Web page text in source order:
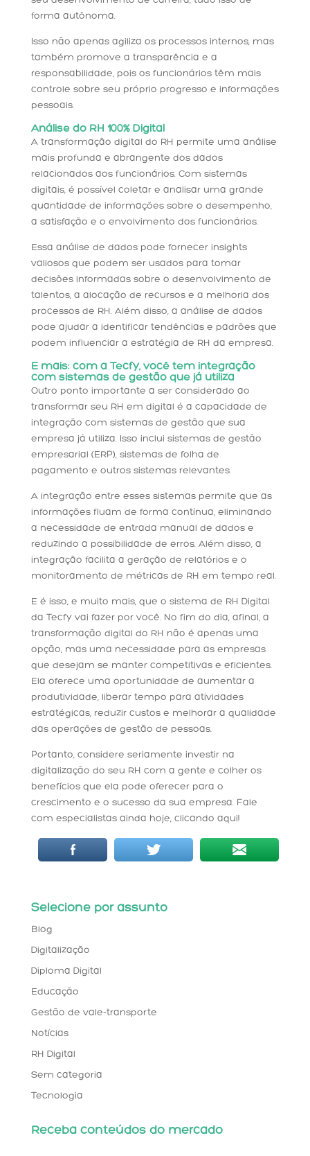
forma autônoma.
Isso não apenas agiliza os processos internos, mas
também promove a transparência e a
responsabilidade, pois os funcionários têm mais
controle sobre seu próprio progresso e informações
pessoais.
Análise do RH 100% Digital
A transformação digital do RH permite uma análise
mais profunda e abrangente dos dados
relacionados aos funcionários. Com sistemas
digitais, é possível coletar e analisar uma grande
quantidade de informações sobre o desempenho,
a satisfação e o envolvimento dos funcionários.
Essa análise de dados pode fornecer insights
valiosos que podem ser usados para tomar
decisões informadas sobre o desenvolvimento de
talentos, a alocação de recursos e a melhoria dos
processos de RH. Além disso, a análise de dados
pode ajudar a identificar tendências e padrões que
podem influenciar a estratégia de RH da empresa.
E mais: com a Tecfy, você tem integração
com sistemas de gestão que já utiliza
Outro ponto importante a ser considerado ao
transformar seu RH em digital é a capacidade de
integração com sistemas de gestão que sua
empresa já utiliza. Isso inclui sistemas de gestão
empresarial (ERP), sistemas de folha de
pagamento e outros sistemas relevantes.
A integração entre esses sistemas permite que as
informações fluam de forma contínua, eliminando
a necessidade de entrada manual de dados e
reduzindo a possibilidade de erros. Além disso, a
integração facilita a geração de relatórios e o
monitoramento de métricas de RH em tempo real.
E é isso, e muito mais, que o sistema de RH Digital
da Tecfy vai fazer por você. No fim do dia, afinal, a
transformação digital do RH não é apenas uma
opção, mas uma necessidade para as empresas
que desejam se manter competitivas e eficientes.
Ela oferece uma oportunidade de aumentar a
produtividade, liberar tempo para atividades
estratégicas, reduzir custos e melhorar a qualidade
das operações de gestão de pessoas.
Portanto, considere seriamente investir na
digitalização do seu RH com a gente e colher os
benefícios que ela pode oferecer para o
crescimento e o sucesso da sua empresa. Fale
com especialistas ainda hoje, clicando aqui!
Selecione por assunto
Blog
Digitalização
Diploma Digital
Educação
Gestão de vale-transporte
Notícias
RH Digital
Sem categoria
Tecnologia
Receba conteúdos do mercado